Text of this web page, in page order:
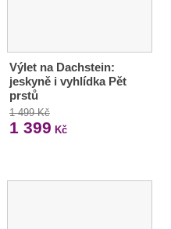
Výlet na Dachstein:
jeskyně i vyhlídka Pět
prstů
1 499 Kč
1 399 Kč